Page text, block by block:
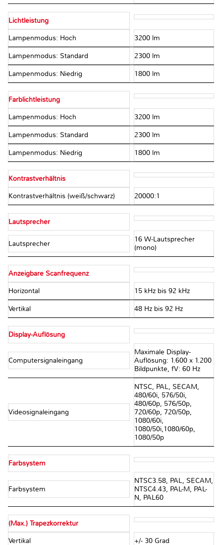
Lichtleistung
Lampenmodus: Hoch 3200 lm
Lampenmodus: Standard 2300 lm
Lampenmodus: Niedrig 1800 lm
Farblichtleistung
Lampenmodus: Hoch 3200 lm
Lampenmodus: Standard 2300 lm
Lampenmodus: Niedrig 1800 lm
Kontrastverhältnis
Kontrastverhältnis (weiß/schwarz) 20000:1
Lautsprecher
Lautsprecher
16 W-Lautsprecher
(mono)
Anzeigbare Scanfrequenz
Horizontal 15 kHz bis 92 kHz
Vertikal 48 Hz bis 92 Hz
Display-Auflösung
Computersignaleingang
Maximale Display-
Auflösung: 1.600 x 1.200
Bildpunkte, fV: 60 Hz
Videosignaleingang
NTSC, PAL, SECAM,
480/60i, 576/50i,
480/60p, 576/50p,
720/60p, 720/50p,
1080/60i,
1080/50i,1080/60p,
1080/50p
Farbsystem
Farbsystem
NTSC3.58, PAL, SECAM,
NTSC4.43, PAL-M, PAL-
N, PAL60
(Max.) Trapezkorrektur
Vertikal +/- 30 Grad